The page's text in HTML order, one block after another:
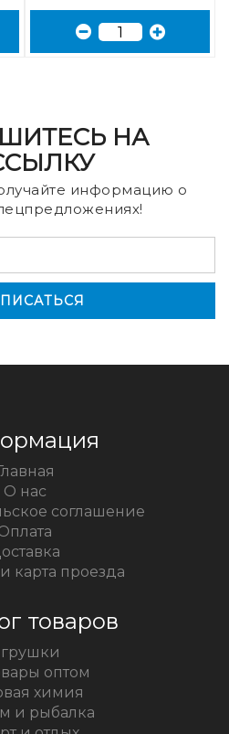
НА
информацию о
О нас
соглашение
карта проезда
товаров
оптом
химия
и рыбалка